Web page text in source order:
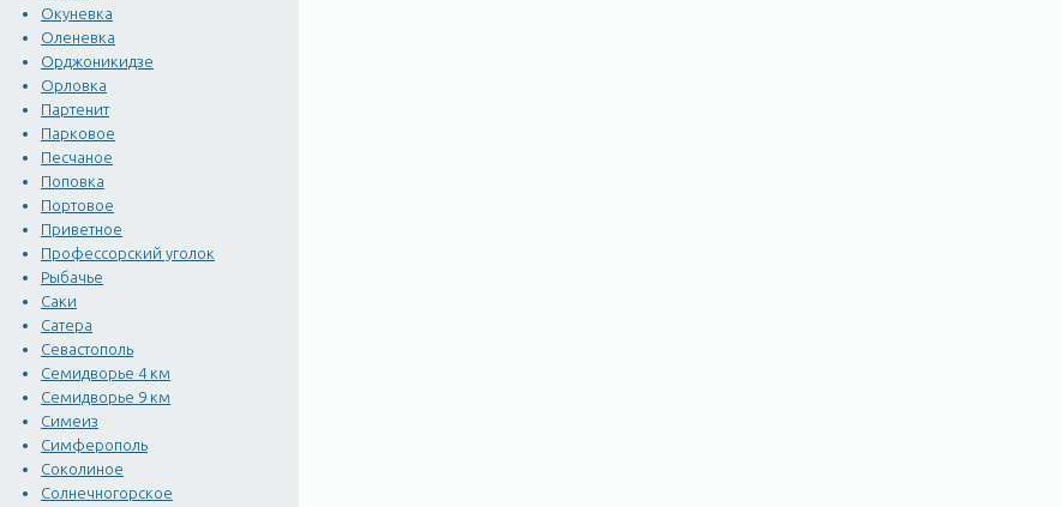
Окуневка
Оленевка
Орджоникидзе
Орловка
Партенит
Парковое
Песчаное
Поповка
Портовое
Приветное
Профессорский уголок
Рыбачье
Саки
Сатера
Севастополь
Семидворье 4 км
Семидворье 9 км
Симеиз
Симферополь
Соколиное
Солнечногорское